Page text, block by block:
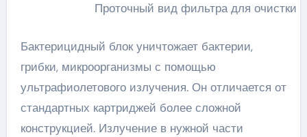
Проточный вид фильтра для
Бактерицидный блок уничтожает бактерии,
грибки, микроорганизмы с помощью
ультрафиолетового излучения. Он отличается от
стандартных картриджей более сложной
конструкцией. Излучение в нужной части